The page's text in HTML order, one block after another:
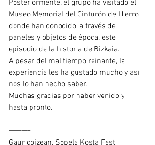
Posteriormente, el grupo ha visitado el
Museo Memorial del Cinturón de Hierro
donde han conocido, a través de
paneles y objetos de época, este
episodio de la historia de Bizkaia.
A pesar del mal tiempo reinante, la
experiencia les ha gustado mucho y así
nos lo han hecho saber.
Muchas gracias por haber venido y
hasta pronto.
———-
Gaur goizean, Sopela Kosta Fest